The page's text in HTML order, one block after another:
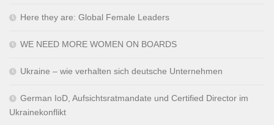
Here they are: Global Female Leaders
WE NEED MORE WOMEN ON BOARDS
Ukraine – wie verhalten sich deutsche Unternehmen
German IoD, Aufsichtsratmandate und Certified Director im
Ukrainekonflikt